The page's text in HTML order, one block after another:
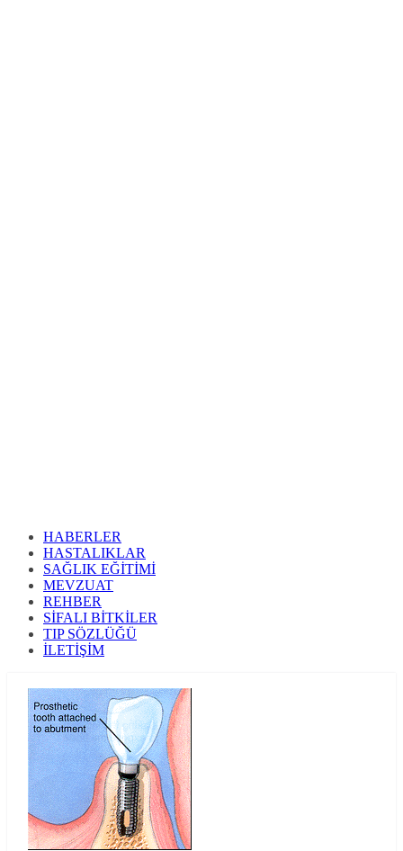
HABERLER
HASTALIKLAR
SAĞLIK EĞİTİMİ
MEVZUAT
REHBER
SİFALI BİTKİLER
TIP SÖZLÜĞÜ
İLETİŞİM